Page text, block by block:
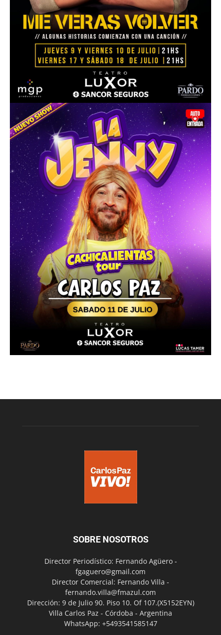
SOBRE NOSOTROS
Director Periodístico: Fernando Agüero -
fgaguero@gmail.com
Director Comercial: Fernando Villa -
fernando.villa@fmazul.com
Dirección: 9 de Julio 90. Piso 10. Of 107.(X5152EYN)
Villa Carlos Paz - Córdoba - Argentina
WhatsApp: +5493541585147